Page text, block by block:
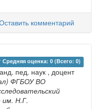
комментарий
Средняя оценка: 0 (Всего: 0)
пед. наук , доцент
ФГБОУ ВО
им. Н.Г.